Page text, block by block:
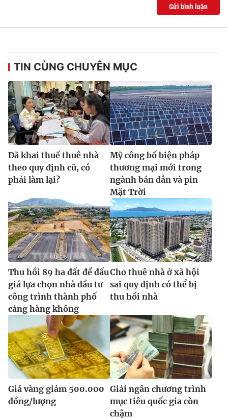
Phó Tổng Biên tập:Nguyễn Thị Mỹ Hạnh, Phạm Quốc Thắng,
Ðiện thoại Thời báo VTV:024.66 897 897
Email:toasoan@vtv.vn
Liên hệ quảng cáo:024-7300.7108
® Cấm sao chép dưới mọi hình thức nếu không có sự chấp
thuận bằng văn bản. Ghi rõ nguồn VTV.vn khi phát hành lại
thông tin từ website này.
Gửi bình luận
TIN CÙNG CHUYÊN MỤC
Đã khai thuế thuê nhà
theo quy định cũ, có
phải làm lại?
Mỹ công bố biện pháp
thương mại mới trong
ngành bán dẫn và pin
Mặt Trời
Thu hồi 89 ha đất để đấu
giá lựa chọn nhà đầu tư
công trình thành phố
cảng hàng không
Cho thuê nhà ở xã hội
sai quy định có thể bị
thu hồi nhà
Giá vàng giảm 500.000
đồng/lượng
Giải ngân chương trình
mục tiêu quốc gia còn
chậm